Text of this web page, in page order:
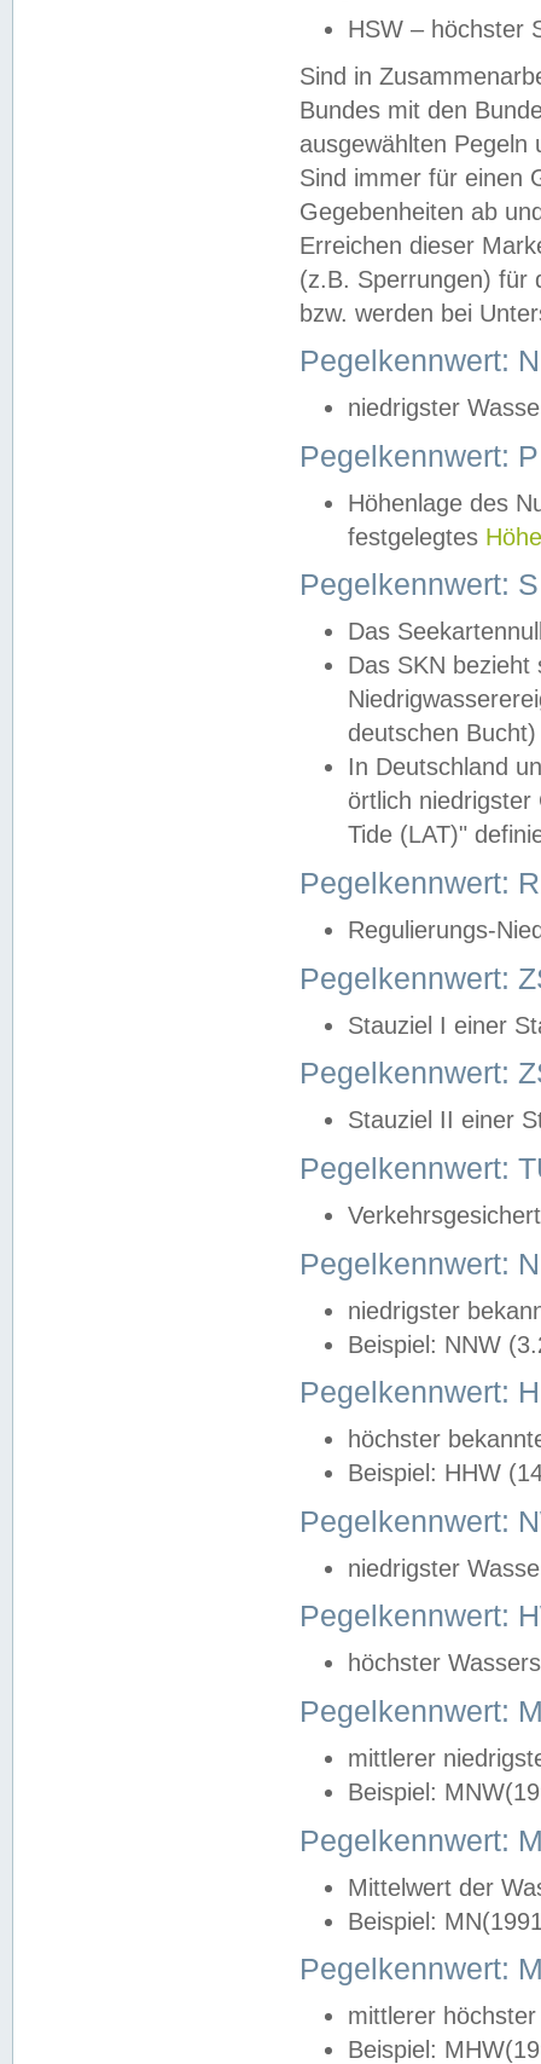
HSW – höchster
Sind in
Bundes mit den
ausgewählten
Sind immer für einen
Gegebenheiten ab
Erreichen dieser
(z.B. Sperrungen) für
bzw. werden bei
Pegelkennwert:
niedrigster
Pegelkennwert:
Höhenlage des
festgelegtes
Pegelkennwert:
Das
Das SKN
deutschen
In Deutschland
örtlich
Tide (LAT)"
Pegelkennwert:
Regulierungs-
Pegelkennwert:
Stauziel I einer
Pegelkennwert:
Stauziel II einer
Pegelkennwert:
Pegelkennwert:
niedrigster
Beispiel: NNW
Pegelkennwert:
höchster
Beispiel: HHW
Pegelkennwert:
niedrigster
Pegelkennwert:
höchster
Pegelkennwert:
mittlerer
Beispiel:
Pegelkennwert:
Mittelwert der
Beispiel:
Pegelkennwert:
mittlerer
Beispiel: